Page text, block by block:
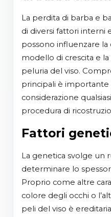
La perdita di barba e baffi può verificarsi a causa
di diversi fattori interni
possono influenzare la
modello di crescita e
peluria del viso.
principali è
considerazione
procedura di
Fattori
La genetica svolge un ruolo fondamentale nel
determinare lo
Proprio come altre
colore degli occhi o
peli del viso è